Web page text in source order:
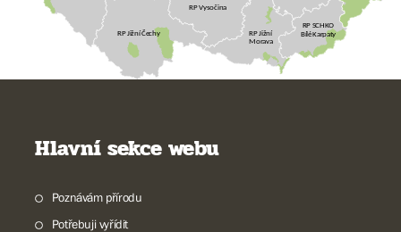
RP Vysočina
RP Jižní Čechy
RP Jižní
Morava
RP SCHKO
Bílé Karpaty
Hlavní sekce webu
Poznávám přírodu
Potřebuji vyřídit